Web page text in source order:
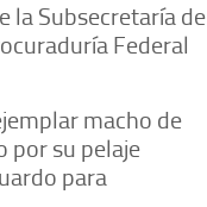
la Subsecretaría de
Federal
macho de
por su pelaje
para